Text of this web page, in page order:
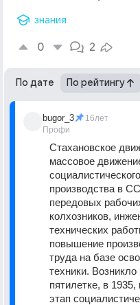
знания
0 2
По дате По рейтингу
bugor_3
Профи
16лет
Стахановское
массовое
социалистического
производства в
передовых
колхозников,
технических
повышение
труда на базе
техники. Возникло
пятилетке, в 1935,
этап